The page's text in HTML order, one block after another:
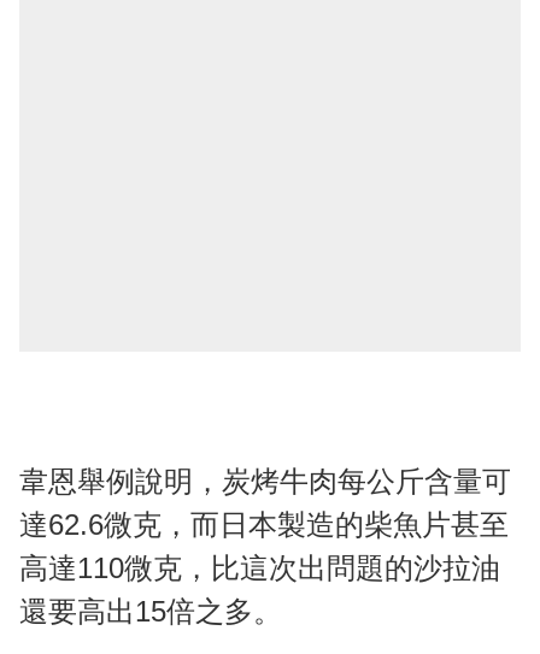
韋恩舉例說明，炭烤牛肉每公斤含量可
達62.6微克，而日本製造的柴魚片甚至
高達110微克，比這次出問題的沙拉油
還要高出15倍之多。